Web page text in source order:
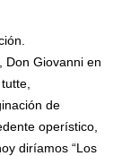
Don Giovanni en
de
operístico,
diríamos “Los